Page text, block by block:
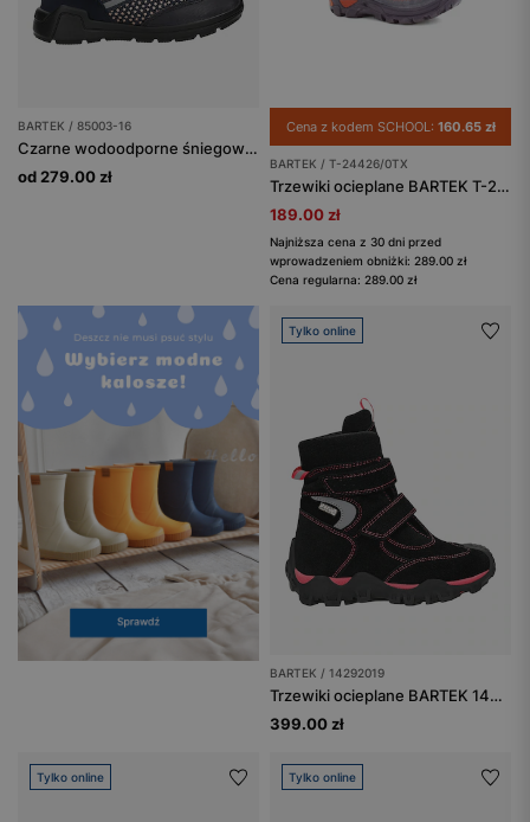
BARTEK / 85003-16
Czarne wodoodporne śniegowce z różowymi gwiazdkami BARTEK 85003-16
od 279.00 zł
Cena z kodem SCHOOL: 160.65 zł
BARTEK / T-24426/0TX
Trzewiki ocieplane BARTEK T-24426/0TX, dla dziewcząt, wielokolorowy
189.00 zł
Najniższa cena z 30 dni przed
wprowadzeniem obniżki: 289.00 zł
Cena regularna: 289.00 zł
Tylko online
BARTEK / 14292019
Trzewiki ocieplane BARTEK 14292019, dla dziewcząt, czarno-różowe
399.00 zł
Tylko online Tylko online